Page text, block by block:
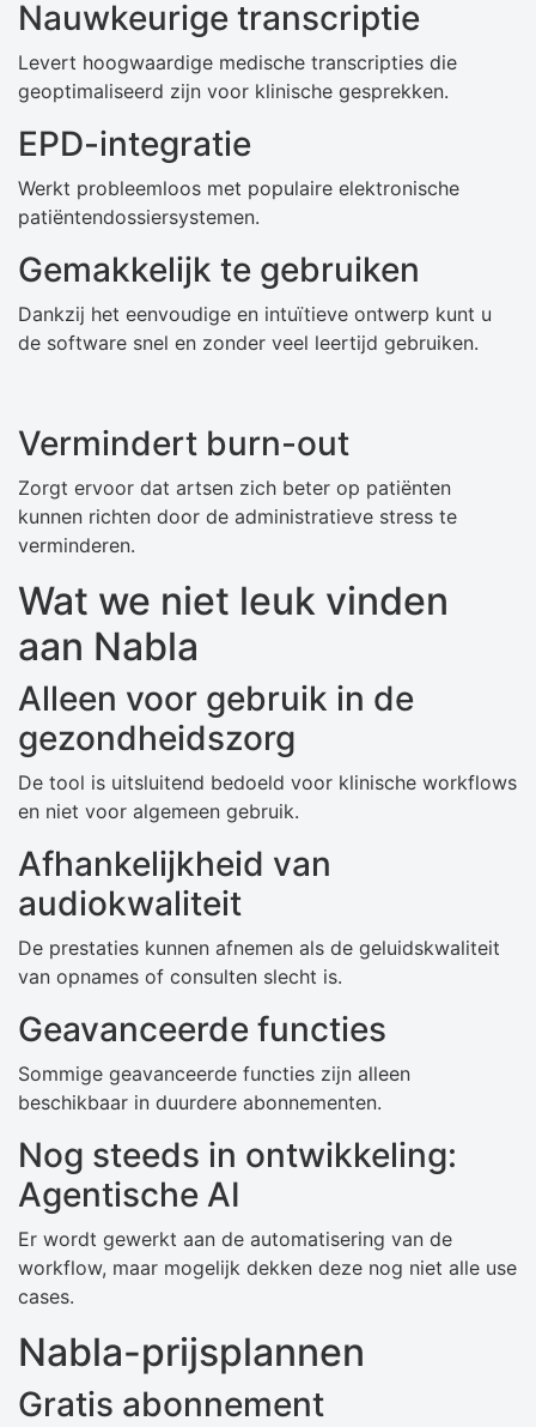
Nauwkeurige transcriptie
Levert hoogwaardige medische transcripties die
geoptimaliseerd zijn voor klinische gesprekken.
EPD-integratie
Werkt probleemloos met populaire elektronische
patiëntendossiersystemen.
Gemakkelijk te gebruiken
Dankzij het eenvoudige en intuïtieve ontwerp kunt u
de software snel en zonder veel leertijd gebruiken.
Vermindert burn-out
Zorgt ervoor dat artsen zich beter op patiënten
kunnen richten door de administratieve stress te
verminderen.
Wat we niet leuk vinden
aan Nabla
Alleen voor gebruik in de
gezondheidszorg
De tool is uitsluitend bedoeld voor klinische workflows
en niet voor algemeen gebruik.
Afhankelijkheid van
audiokwaliteit
De prestaties kunnen afnemen als de geluidskwaliteit
van opnames of consulten slecht is.
Geavanceerde functies
Sommige geavanceerde functies zijn alleen
beschikbaar in duurdere abonnementen.
Nog steeds in ontwikkeling:
Agentische AI
Er wordt gewerkt aan de automatisering van de
workflow, maar mogelijk dekken deze nog niet alle use
cases.
Nabla-prijsplannen
Gratis abonnement